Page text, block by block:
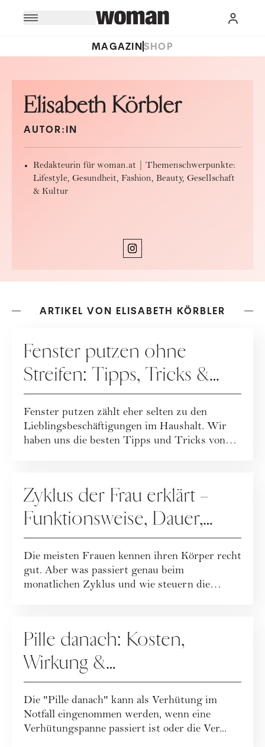
MAGAZINSHOP
Elisabeth Körbler
AUTOR:IN
Redakteurin für woman.at | Themenschwerpunkte:
Lifestyle, Gesundheit, Fashion, Beauty, Gesellschaft
& Kultur
ARTIKEL VON ELISABETH KÖRBLER
Fenster putzen ohne
Streifen: Tipps, Tricks &
Haushaltsmittel
Fenster putzen zählt eher selten zu den
Lieblingsbeschäftigungen im Haushalt. Wir
haben uns die besten Tipps und Tricks von
Zyklus der Frau erklärt –
Funktionsweise, Dauer,
Fruchtbarkeit, Eisprung &
Phasen des
Menstruationszyklus
Die meisten Frauen kennen ihren Körper recht
gut. Aber was passiert genau beim
monatlichen Zyklus und wie steuern die
Pille danach: Kosten,
Wirkung &
Nebenwirkungen der
Notfallverhütung
Die "Pille danach" kann als Verhütung im
Notfall eingenommen werden, wenn eine
Verhütungspanne passiert ist oder die Ver...